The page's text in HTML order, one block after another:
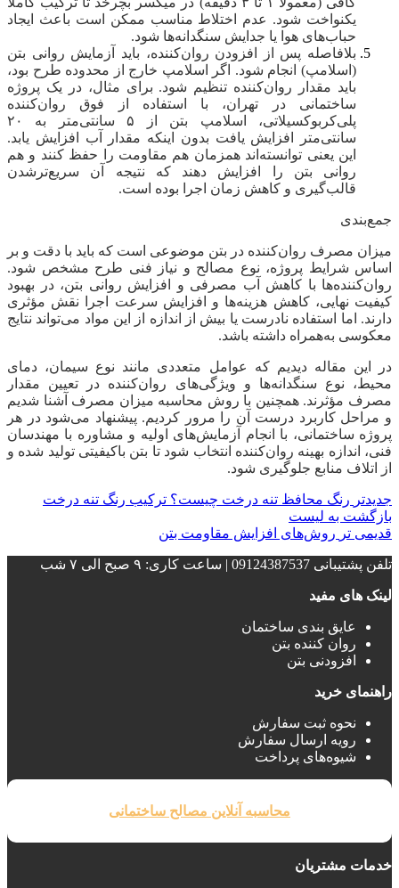
یکنواخت شود. عدم اختلاط مناسب ممکن است باعث ایجاد
حباب‌های هوا یا جدایش سنگدانه‌ها شود.
بلافاصله پس از افزودن روان‌کننده، باید آزمایش روانی بتن
(اسلامپ) انجام شود. اگر اسلامپ خارج از محدوده طرح بود،
باید مقدار روان‌کننده تنظیم شود. برای مثال، در یک پروژه
ساختمانی در تهران، با استفاده از فوق روان‌کننده
پلی‌کربوکسیلاتی، اسلامپ بتن از ۵ سانتی‌متر به ۲۰
سانتی‌متر افزایش یافت بدون اینکه مقدار آب افزایش یابد.
این یعنی توانسته‌اند همزمان هم مقاومت را حفظ کنند و هم
روانی بتن را افزایش دهند که نتیجه آن سریع‌ترشدن
قالب‌گیری و کاهش زمان اجرا بوده است.
جمع‌بندی
میزان مصرف روان‌کننده در بتن موضوعی است که باید با دقت و بر
اساس شرایط پروژه، نوع مصالح و نیاز فنی طرح مشخص شود.
روان‌کننده‌ها با کاهش آب مصرفی و افزایش روانی بتن، در بهبود
کیفیت نهایی، کاهش هزینه‌ها و افزایش سرعت اجرا نقش مؤثری
دارند. اما استفاده نادرست یا بیش از اندازه از این مواد می‌تواند نتایج
معکوسی به‌همراه داشته باشد.
در این مقاله دیدیم که عوامل متعددی مانند نوع سیمان، دمای
محیط، نوع سنگدانه‌ها و ویژگی‌های روان‌کننده در تعیین مقدار
مصرف مؤثرند. همچنین با روش محاسبه میزان مصرف آشنا شدیم
و مراحل کاربرد درست آن را مرور کردیم. پیشنهاد می‌شود در هر
پروژه ساختمانی، با انجام آزمایش‌های اولیه و مشاوره با مهندسان
فنی، اندازه بهینه روان‌کننده انتخاب شود تا بتن باکیفیتی تولید شده و
از اتلاف منابع جلوگیری شود.
جدیدتر رنگ محافظ تنه درخت چیست؟ ترکیب رنگ تنه درخت
بازگشت به لیست
قدیمی تر روش‌های افزایش مقاومت بتن
تلفن پشتیبانی 09124387537 | ساعت کاری: ۹ صبح الی ۷ شب
لینک های مفید
عایق بندی ساختمان‌
روان کننده بتن
افزودنی بتن
راهنمای خرید
نحوه ثبت سفارش
رویه ارسال سفارش
شیوه‌های پرداخت
محاسبه آنلاین مصالح ساختمانی
خدمات مشتریان